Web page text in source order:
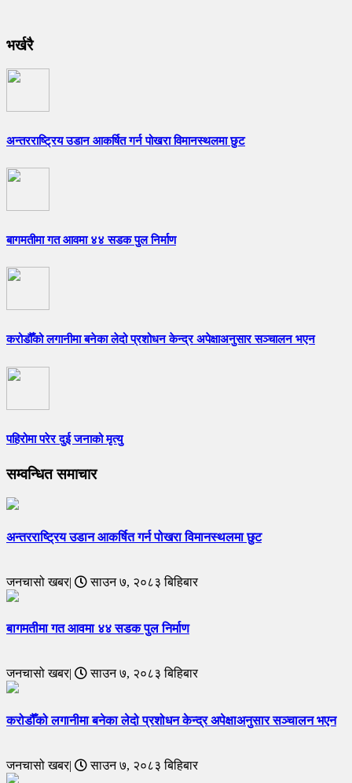
भर्खरै
अन्तरराष्ट्रिय उडान आकर्षित गर्न पोखरा विमानस्थलमा छुट
बागमतीमा गत आवमा ४४ सडक पुल निर्माण
करोडौँको लगानीमा बनेका लेदो प्रशोधन केन्द्र अपेक्षाअनुसार सञ्चालन भएन
पहिरोमा परेर दुई जनाको मृत्यु
सम्वन्धित समाचार
अन्तरराष्ट्रिय उडान आकर्षित गर्न पोखरा विमानस्थलमा छुट
जनचासो खबर| साउन ७, २०८३ बिहिबार
बागमतीमा गत आवमा ४४ सडक पुल निर्माण
जनचासो खबर| साउन ७, २०८३ बिहिबार
करोडौँको लगानीमा बनेका लेदो प्रशोधन केन्द्र अपेक्षाअनुसार सञ्चालन भएन
जनचासो खबर| साउन ७, २०८३ बिहिबार